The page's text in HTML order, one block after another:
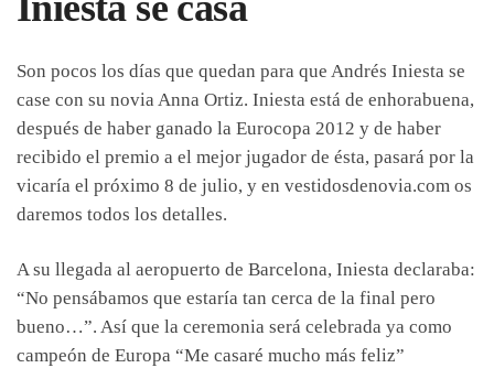
Son pocos los días que quedan para que Andrés Iniesta se
case con su novia Anna Ortiz. Iniesta está de enhorabuena,
después de haber ganado la Eurocopa 2012 y de haber
recibido el premio a el mejor jugador de ésta, pasará por la
vicaría el próximo 8 de julio, y en vestidosdenovia.com os
daremos todos los detalles.
A su llegada al aeropuerto de Barcelona, Iniesta declaraba:
“No pensábamos que estaría tan cerca de la final pero
bueno…”. Así que la ceremonia será celebrada ya como
campeón de Europa “Me casaré mucho más feliz”